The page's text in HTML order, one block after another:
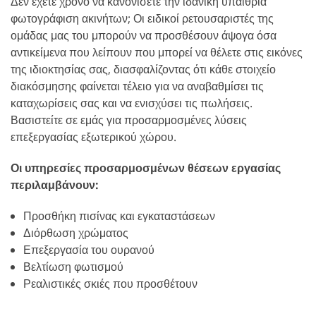
φωτογράφιση ακινήτων; Οι ειδικοί ρετουσαριστές της
ομάδας μας του μπορούν να προσθέσουν άψογα όσα
αντικείμενα που λείπουν που μπορεί να θέλετε στις εικόνες
της ιδιοκτησίας σας, διασφαλίζοντας ότι κάθε στοιχείο
διακόσμησης φαίνεται τέλειο για να αναβαθμίσει τις
καταχωρίσεις σας και να ενισχύσει τις πωλήσεις.
Βασιστείτε σε εμάς για προσαρμοσμένες λύσεις
επεξεργασίας εξωτερικού χώρου.
Οι υπηρεσίες προσαρμοσμένων θέσεων εργασίας
περιλαμβάνουν:
Προσθήκη πισίνας και εγκαταστάσεων
Διόρθωση χρώματος
Επεξεργασία του ουρανού
Βελτίωση φωτισμού
Ρεαλιστικές σκιές που προσθέτουν